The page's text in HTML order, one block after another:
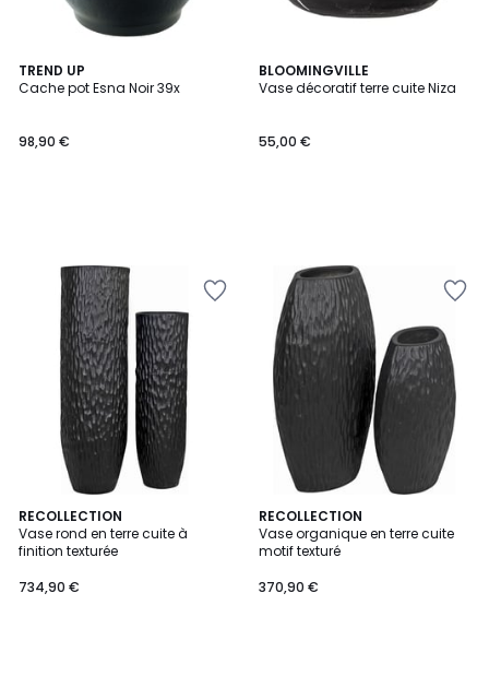
TREND UP
Cache pot Esna Noir 39x
98,90 €
BLOOMINGVILLE
Vase décoratif terre cuite Niza
55,00 €
RECOLLECTION
Vase rond en terre cuite à
finition texturée
734,90 €
RECOLLECTION
Vase organique en terre cuite
motif texturé
370,90 €